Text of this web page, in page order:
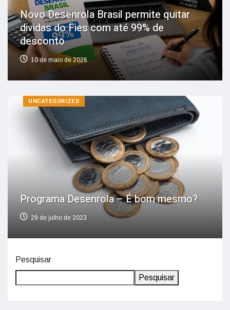
Novo Desenrola Brasil permite quitar
dividas do Fies com até 99% de
desconto
10 de maio de 2026
UNCATEGORIZED
Programa Desenrola – É bom mesmo?
29 de julho de 2023
Pesquisar
Pesquisar